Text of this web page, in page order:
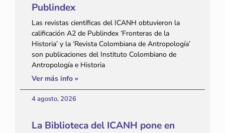
Publindex
Las revistas científicas del ICANH obtuvieron la
calificación A2 de Publindex ‘Fronteras de la
Historia’ y la ‘Revista Colombiana de Antropología’
son publicaciones del Instituto Colombiano de
Antropología e Historia
Ver más info »
4 agosto, 2026
La Biblioteca del ICANH pone en